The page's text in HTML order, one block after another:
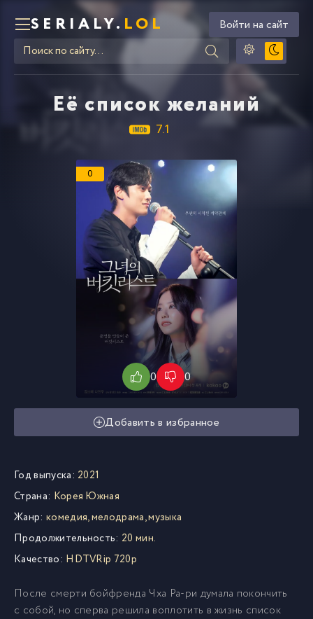
SERIALY. LOL Войти на сайт
Её список желаний
7.1
0
0 0
Добавить в избранное
Год выпуска: 2021
Страна: Корея Южная
Жанр: комедия, мелодрама, музыка
Продолжительность: 20 мин.
Качество: HDTVRip 720p
После смерти бойфренда Чха Ра-ри думала покончить
с собой, но сперва решила воплотить в жизнь список